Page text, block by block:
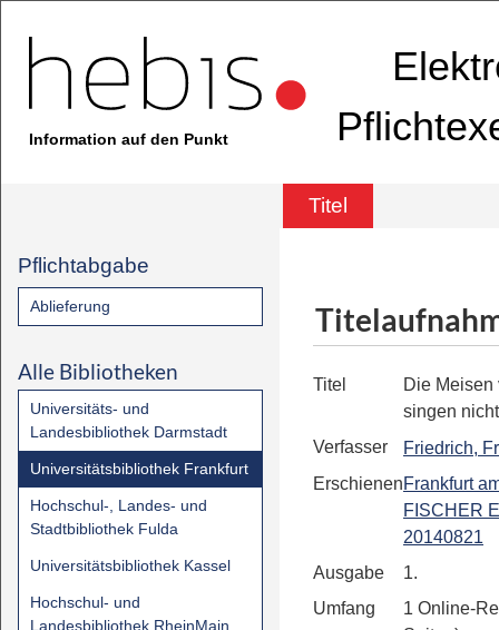
Information auf den Punkt
Titel
Pflichtabgabe
Ablieferung
Alle Bibliotheken
Universitäts- und
Landesbibliothek Darmstadt
Universitätsbibliothek Frankfurt
Hochschul-, Landes- und
Stadtbibliothek Fulda
Universitätsbibliothek Kassel
Hochschul- und
Landesbibliothek RheinMain
Titel
Die
singen
Verfasser
Friedrich,
ErschienenFrankfurt
FISCHER
20140821
Ausgabe
1.
Umfang
1 Online-